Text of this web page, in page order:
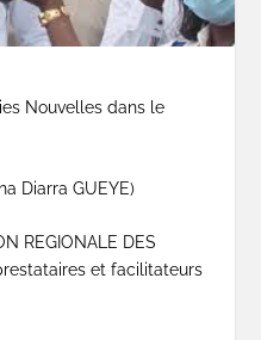
Nouvelles dans le
Diarra GUEYE)
REGIONALE DES
et facilitateurs